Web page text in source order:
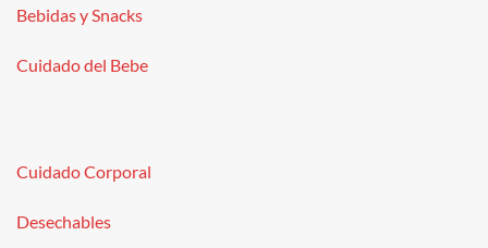
Bebidas y Snacks
Cuidado del Bebe
Cuidado Corporal
Desechables